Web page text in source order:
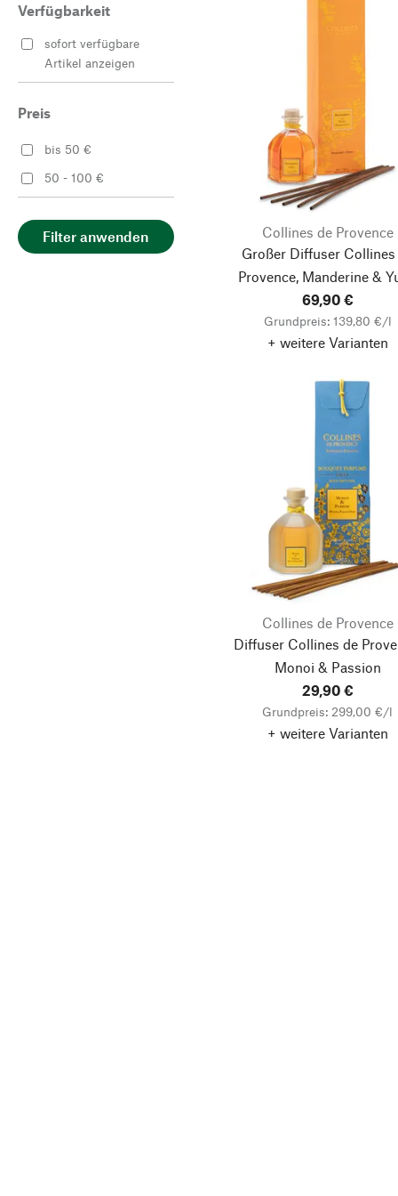
Verfügbarkeit
sofort verfügbare
Artikel anzeigen
Preis
bis 50 €
50 - 100 €
Filter anwenden
Collines de Provence
Großer Diffuser Collines
Provence, Manderine &
69,90 €
Grundpreis: 139,80 €/l
+ weitere Varianten
Collines de Provence
Diffuser Collines de
Monoi & Passion
29,90 €
Grundpreis: 299,00 €/l
+ weitere Varianten